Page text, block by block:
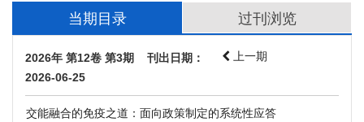
当期目录 过刊浏览
2026年 第12卷 第3期 刊出日期：
2026-06-25
上一期
交能融合的免疫之道：面向政策制定的系统性应答